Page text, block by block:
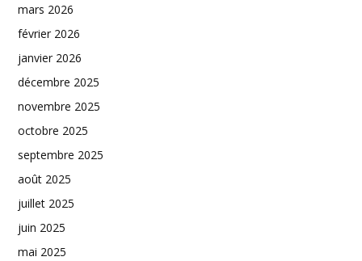
mars 2026
février 2026
janvier 2026
décembre 2025
novembre 2025
octobre 2025
septembre 2025
août 2025
juillet 2025
juin 2025
mai 2025